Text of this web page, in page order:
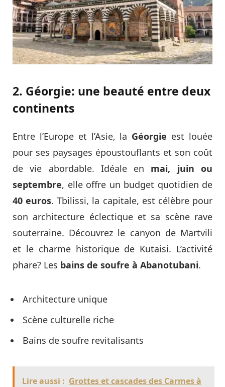
2. Géorgie: une beauté entre deux
continents
Entre l’Europe et l’Asie, la Géorgie est louée
pour ses paysages époustouflants et son coût
de vie abordable. Idéale en mai, juin ou
septembre, elle offre un budget quotidien de
40 euros. Tbilissi, la capitale, est célèbre pour
son architecture éclectique et sa scène rave
souterraine. Découvrez le canyon de Martvili
et le charme historique de Kutaisi. L’activité
phare? Les bains de soufre à Abanotubani.
Architecture unique
Scène culturelle riche
Bains de soufre revitalisants
Lire aussi : Grottes et cascades des Carmes à